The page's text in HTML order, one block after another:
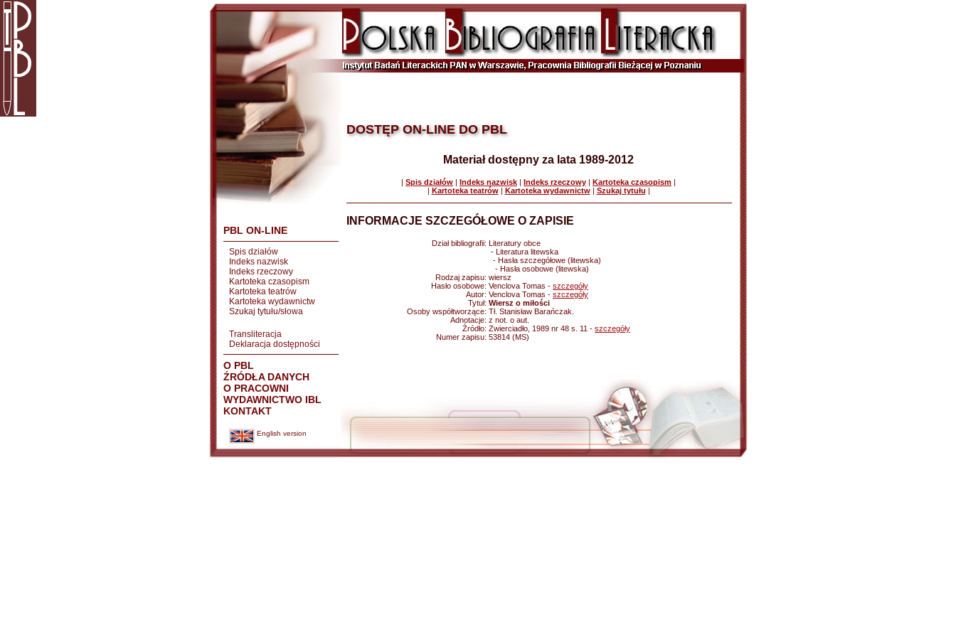
PBL ON-LINE
Spis działów
Indeks nazwisk
Indeks rzeczowy
Kartoteka czasopism
Kartoteka teatrów
Kartoteka wydawnictw
Szukaj tytułu/słowa
Transliteracja
Deklaracja dostępności
O PBL
ŹRÓDŁA DANYCH
O PRACOWNI
WYDAWNICTWO IBL
KONTAKT
English version
DOSTĘP ON-LINE DO PBL
Materiał dostępny za lata 1989-2012
| Spis działów | Indeks nazwisk | Indeks rzeczowy | Kartoteka czasopism |
| Kartoteka teatrów| Kartoteka wydawnictw| Szukaj tytułu |
INFORMACJE SZCZEGÓŁOWE O ZAPISIE
Dział bibliografii: Literatury obce
- Literatura litewska
- Hasła szczegółowe (litewska)
- Hasła osobowe (litewska)
Rodzaj zapisu: wiersz
Hasło osobowe: Venclova Tomas - szczegóły
Autor: Venclova Tomas - szczegóły
Tytuł: Wiersz o miłości
Osoby współtworzące: Tł. Stanisław Barańczak.
Adnotacje: z not. o aut.
Źródło: Zwierciadło, 1989 nr 48 s. 11 - szczegóły
Numer zapisu: 53814 (MS)